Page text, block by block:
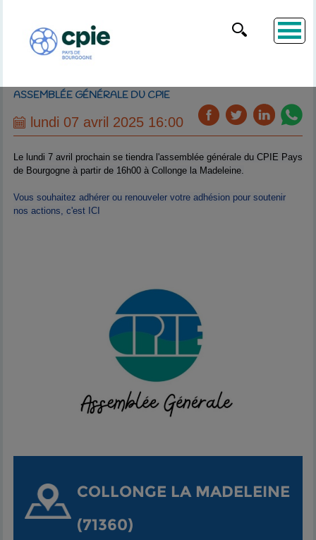
ASSEMBLÉE GÉNÉRALE DU CPIE
lundi 07 avril 2025 16:00
Le lundi 7 avril prochain se tiendra l'assemblée générale du CPIE Pays
de Bourgogne à partir de 16h00 à Collonge la Madeleine.
Vous souhaitez adhérer ou renouveler votre adhésion pour soutenir
nos actions, c'est ICI
COLLONGE LA MADELEINE
(71360)